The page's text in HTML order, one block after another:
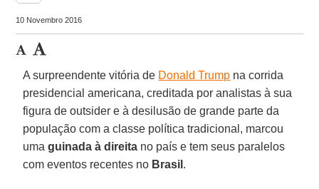
10 Novembro 2016
A surpreendente vitória de Donald Trump na corrida
presidencial americana, creditada por analistas à sua
figura de outsider e à desilusão de grande parte da
população com a classe política tradicional, marcou
umaguinada à direita no país e tem seus paralelos
com eventos recentes no Brasil .